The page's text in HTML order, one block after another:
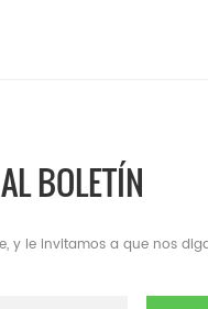
BOLETÍN
y le invitamos a que nos